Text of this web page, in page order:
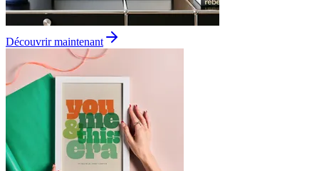
Découvrir maintenant